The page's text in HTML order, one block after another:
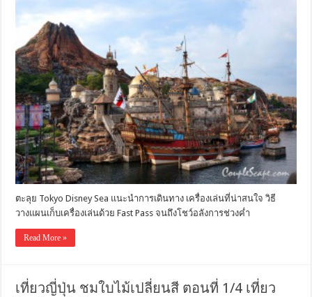
ตะลุย Tokyo Disney Sea แนะนำการเดินทาง เครื่องเล่นที่น่าสนใจ วิธี
วางแผนเก็บเครื่องเล่นด้วย Fast Pass จนถึงโชว์อลังการช่วงค่ำ
Read More »
เที่ยวญี่ปุ่น ชมใบไม้เปลี่ยนสี ตอนที่ 1/4 เที่ยว